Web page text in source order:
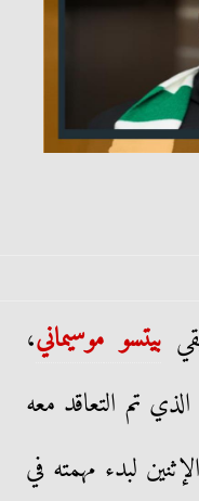
بيتسو موسيماني،
تم التعاقد معه
لبدء مهمته في